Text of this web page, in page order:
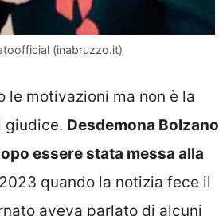
(inabruzzo.it)
le motivazioni ma non è la
giudice. Desdemona Bolzano
essere stata messa alla
quando la notizia fece il
aveva parlato di alcuni